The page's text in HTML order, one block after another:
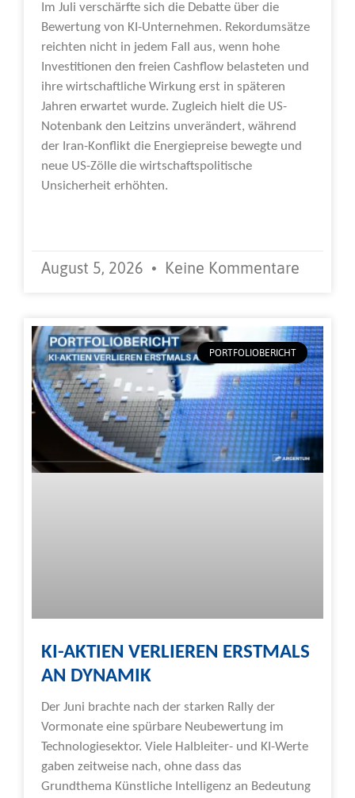
Im Juli verschärfte sich die Debatte über die
Bewertung von KI-Unternehmen. Rekordumsätze
reichten nicht in jedem Fall aus, wenn hohe
Investitionen den freien Cashflow belasteten und
ihre wirtschaftliche Wirkung erst in späteren
Jahren erwartet wurde. Zugleich hielt die US-
Notenbank den Leitzins unverändert, während
der Iran-Konflikt die Energiepreise bewegte und
neue US-Zölle die wirtschaftspolitische
Unsicherheit erhöhten.
August 5, 2026 Keine Kommentare
PORTFOLIOBERICHT
KI-AKTIEN VERLIEREN ERSTMALS
AN DYNAMIK
Der Juni brachte nach der starken Rally der
Vormonate eine spürbare Neubewertung im
Technologiesektor. Viele Halbleiter- und KI-Werte
gaben zeitweise nach, ohne dass das
Grundthema Künstliche Intelligenz an Bedeutung